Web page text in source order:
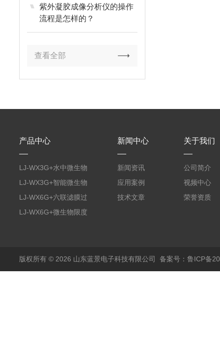
紫外凝胶成像分析仪的操作
流程是怎样的？
查看全部
产品中心
LJ-WX3G+水中微生物
膜过滤装置
LJ-WX3G+智能微生物
限度仪
LJ-WX6G+六联滤膜过
滤器
LJ-WX6G+微生物限度
新闻中心
新闻资讯
应用案例
技术文章
关于我们
公司简介
视频中心
荣誉资质
版权所有 © 2026 山东蓝景电子科技有限公司 备案号：鲁ICP备